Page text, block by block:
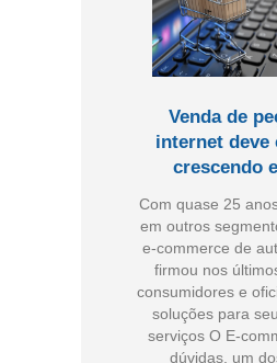
Venda de
internet deve
crescendo
Com quase 25
em outros
e-commerce de
firmou nos
consumidores e
soluções para
serviços O E-
dúvidas, um